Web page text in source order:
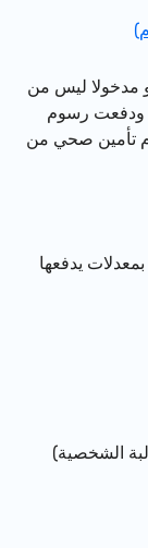
ليس من
رسوم
صحي من
يدفعها
الشخصية)